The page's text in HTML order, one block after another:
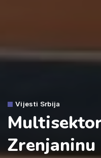
Vijesti Srbija
Zrenjaninu